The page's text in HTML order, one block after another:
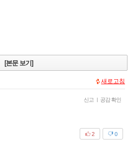
[본문 보기]
새로고침
신고 | 공감 확인
0
2